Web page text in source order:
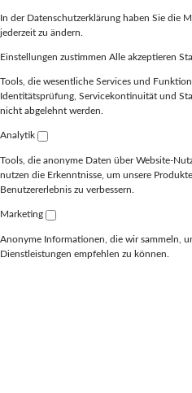
In der Datenschutzerklärung haben Sie die
jederzeit zu ändern.
Einstellungen zustimmen Alle akzeptieren
Tools, die wesentliche Services und
Identitätsprüfung, Servicekontinuität und
nicht abgelehnt werden.
Analytik
Tools, die anonyme Daten über Website-
nutzen die Erkenntnisse, um unsere
Benutzererlebnis zu verbessern.
Marketing
Anonyme Informationen, die wir sammeln,
Dienstleistungen empfehlen zu können.